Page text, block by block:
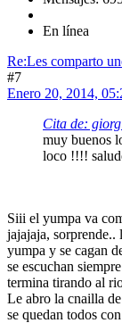
En línea
Re:Les comparto
#7
Enero 20, 2014,
Cita de:
muy buenos
loco !!!!
Siii el yumpa va
jajajaja, sorprende..
yumpa y se cagan
se escuchan
termina tirando al
Le abro la cnailla
se quedan todos